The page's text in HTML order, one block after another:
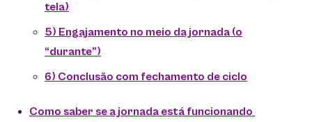
tela)
5) Engajamento no meio da jornada (o
“durante”)
6) Conclusão com fechamento de ciclo
Como saber se a jornada está funcionando